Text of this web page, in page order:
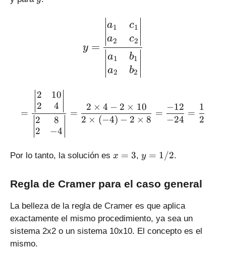
\large \displaystyle y =
y =
a1
a2
b1
b2
a1
a2
c1
c2
=
2
2
8
−4
2
2
10
4
=
2 × (−4) − 2 × 8
2 × 4 − 2 × 10
=
−24
−12
=
2
1
Por lo tanto, la solución es x
x = 3,y
/
y = 1/2.
Regla de Cramer para el caso general
La belleza de la regla de Cramer es que aplica
exactamente el mismo procedimiento, ya sea un
sistema 2x2 o un sistema 10x10. El concepto es el
mismo.